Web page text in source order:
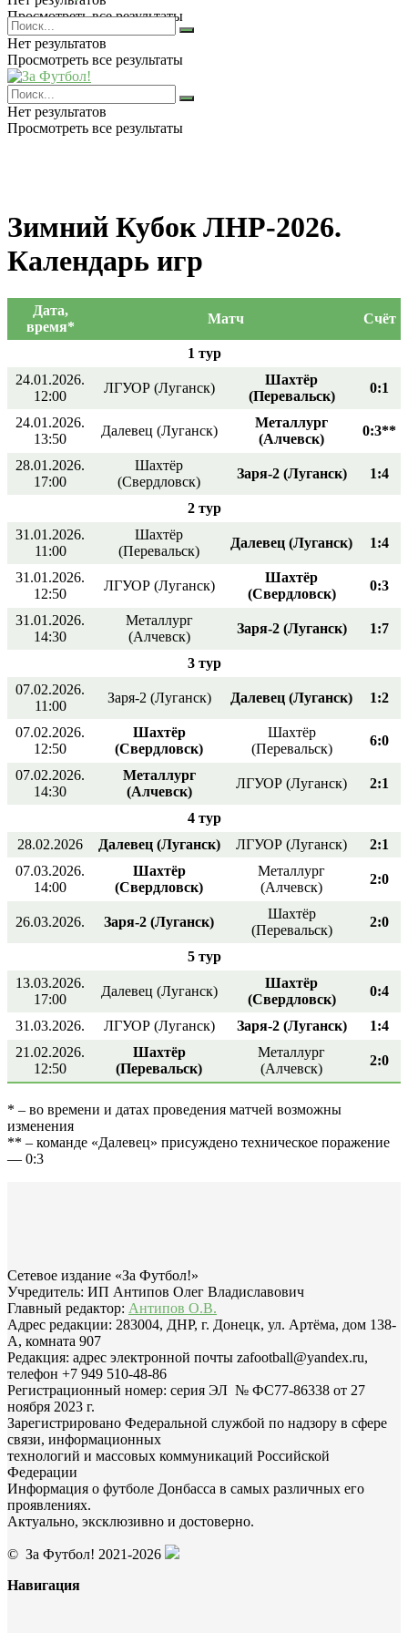
Просмотреть все результаты
Нет результатов
Просмотреть все результаты
Нет результатов
Просмотреть все результаты
Зимний Кубок ЛНР-2026.
Календарь игр
Дата,
время*
Матч Счёт
1 тур
24.01.2026.
12:00
ЛГУОР (Луганск)
Шахтёр
(Перевальск)
0:1
24.01.2026.
13:50
Далевец (Луганск)
Металлург
(Алчевск)
0:3**
28.01.2026.
17:00
Шахтёр
(Свердловск)
Заря-2 (Луганск) 1:4
2 тур
31.01.2026.
11:00
Шахтёр
(Перевальск)
Далевец (Луганск) 1:4
31.01.2026.
12:50
ЛГУОР (Луганск)
Шахтёр
(Свердловск)
0:3
31.01.2026.
14:30
Металлург
(Алчевск)
Заря-2 (Луганск) 1:7
3 тур
07.02.2026.
11:00
Заря-2 (Луганск) Далевец (Луганск) 1:2
07.02.2026.
12:50
Шахтёр
(Свердловск)
Шахтёр
(Перевальск)
6:0
07.02.2026.
14:30
Металлург
(Алчевск)
ЛГУОР (Луганск) 2:1
4 тур
28.02.2026
Далевец (Луганск) ЛГУОР (Луганск)
2:1
07.03.2026.
14:00
Шахтёр
(Свердловск)
Металлург
(Алчевск)
2:0
26.03.2026. Заря-2 (Луганск)
Шахтёр
(Перевальск)
2:0
5 тур
13.03.2026.
17:00
Далевец (Луганск)
Шахтёр
(Свердловск)
0:4
31.03.2026. ЛГУОР (Луганск) Заря-2 (Луганск)
1:4
21.02.2026.
12:50
Шахтёр
(Перевальск)
Металлург
(Алчевск)
2:0
* – во времени и датах проведения матчей возможны
изменения
** – команде «Далевец» присуждено техническое поражение
— 0:3
Сетевое издание «За Футбол!»
Учредитель: ИП Антипов Олег Владиславович
Главный редактор: Антипов О.В.
Адрес редакции: 283004, ДНР, г. Донецк, ул. Артёма, дом 138-
А, комната 907
Редакция: адрес электронной почты zafootball@yandex.ru,
телефон +7 949 510-48-86
Регистрационный номер: серия ЭЛ № ФС77-86338 от 27
ноября 2023 г.
Зарегистрировано Федеральной службой по надзору в сфере
связи, информационных
технологий и массовых коммуникаций Российской
Федерации
Информация о футболе Донбасса в самых различных его
проявлениях.
Актуально, эксклюзивно и достоверно.
© За Футбол! 2021-2026
Навигация